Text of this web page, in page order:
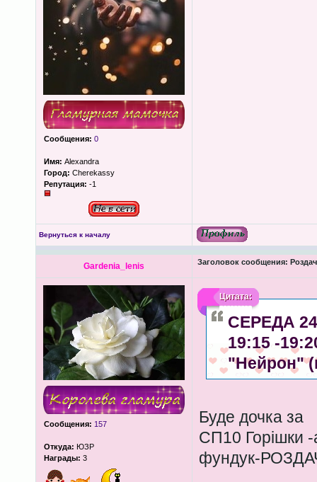
Сообщения: 0
Имя: Alexandra
Город: Cherekassy
Репутация: -1
Вернуться к началу
Gardenia_lenis Заголовок сообщения:
Сообщения: 157
Откуда: ЮЗР
Награды: 3
Цитата:
СЕРЕДА
19:15 -
"Нейрон"
Буде дочка за
СП10 Горішки -
фундук-